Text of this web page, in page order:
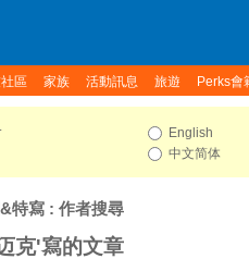
區 家族 活動訊息 旅遊 Perks會
English
中文简体
特寫 : 作者搜尋
克'寫的文章